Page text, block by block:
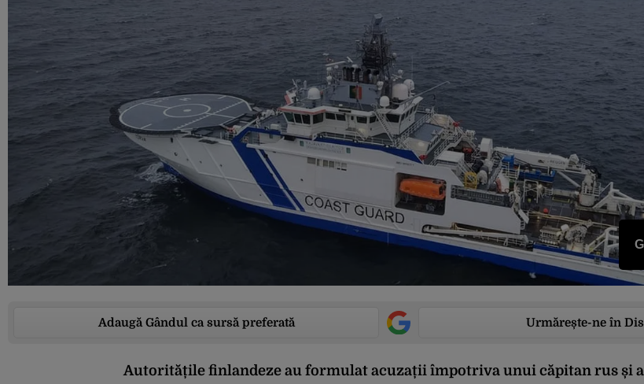
Adaugă Gândul ca sursă preferată Urmărește-ne în
Autoritățile finlandeze au formulat acuzații împotriva unui căpitan rus și a